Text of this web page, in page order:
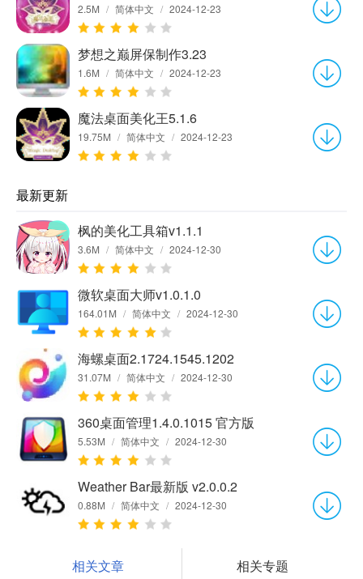
2.5M / 简体中文 / 2024-12-23
梦想之巅屏保制作3.23
1.6M / 简体中文 / 2024-12-23
魔法桌面美化王5.1.6
19.75M / 简体中文 / 2024-12-23
最新更新
枫的美化工具箱v1.1.1
3.6M / 简体中文 / 2024-12-30
微软桌面大师v1.0.1.0
164.01M / 简体中文 / 2024-12-30
海螺桌面2.1724.1545.1202
31.07M / 简体中文 / 2024-12-30
360桌面管理1.4.0.1015 官方版
5.53M / 简体中文 / 2024-12-30
Weather Bar最新版 v2.0.0.2
0.88M / 简体中文 / 2024-12-30
相关文章 相关专题